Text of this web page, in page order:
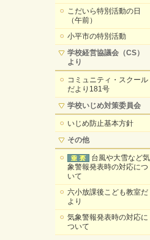
こだいら特別活動の日
（午前）
小平市の特別活動
学校経営協議会（CS）
より
コミュニティ・スクール
だより181号
学校いじめ対策委員会
いじめ防止基本方針
その他
台風や大雪など気
象警報発表時の対応につ
いて
六小放課後こども教室だ
より
気象警報発表時の対応に
ついて